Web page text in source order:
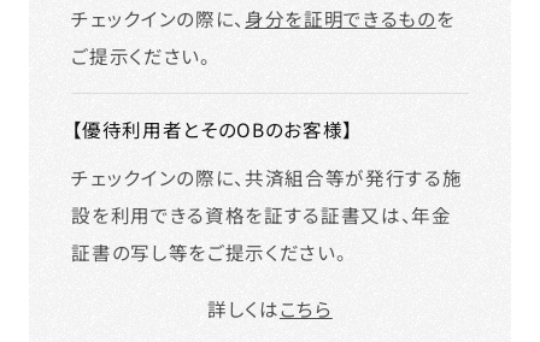
チェックインの際に、 身分を証明できるものを
ご提示ください。
【優待利用者とそのOBのお客様】
チェックインの際に、共済組合等が発行する施
設を利用できる資格を証する証書又は、年金
証書の写し等をご提示ください。
詳しくはこちら